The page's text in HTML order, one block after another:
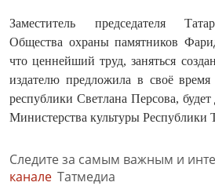
Заместитель председателя
Общества охраны памятников
что ценнейший труд, заняться
издателю предложила в своё время
республики Светлана Персова,
Министерства культуры Республики
Следите за самым важным и
канале Татмедиа